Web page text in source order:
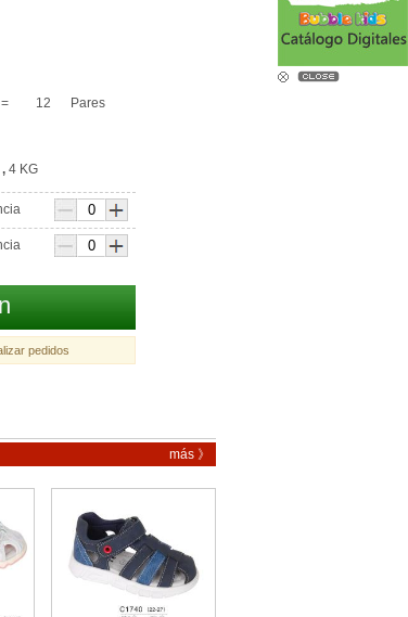
= 12 Pares
, 4 KG
pedidos
más 》